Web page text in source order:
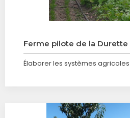
Ferme pilote de la Durette
Élaborer les systèmes